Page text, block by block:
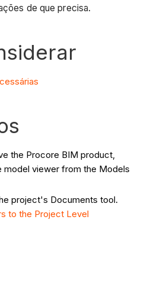
de que precisa.
the Procore BIM product,
model viewer from the Models
project's Documents tool.
to the Project Level